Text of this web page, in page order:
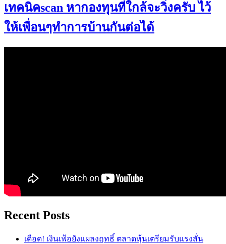
เทคนิคscan หากองทุนที่ใกล้จะวิ่งครับ ไว้
ให้เพื่อนๆทำการบ้านกันต่อได้
Recent Posts
เดือด! เงินเฟ้อยังแผลงฤทธิ์ ตลาดหุ้นเตรียมรับแรงสั่น